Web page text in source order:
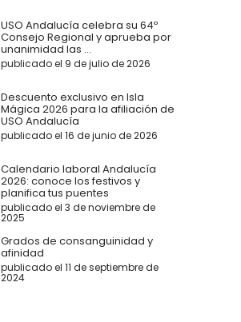
USO Andalucía celebra su 64º
Consejo Regional y aprueba por
unanimidad las ...
publicado el 9 de julio de 2026
Descuento exclusivo en Isla
Mágica 2026 para la afiliación de
USO Andalucía
publicado el 16 de junio de 2026
Calendario laboral Andalucía
2026: conoce los festivos y
planifica tus puentes
publicado el 3 de noviembre de
2025
Grados de consanguinidad y
afinidad
publicado el 11 de septiembre de
2024